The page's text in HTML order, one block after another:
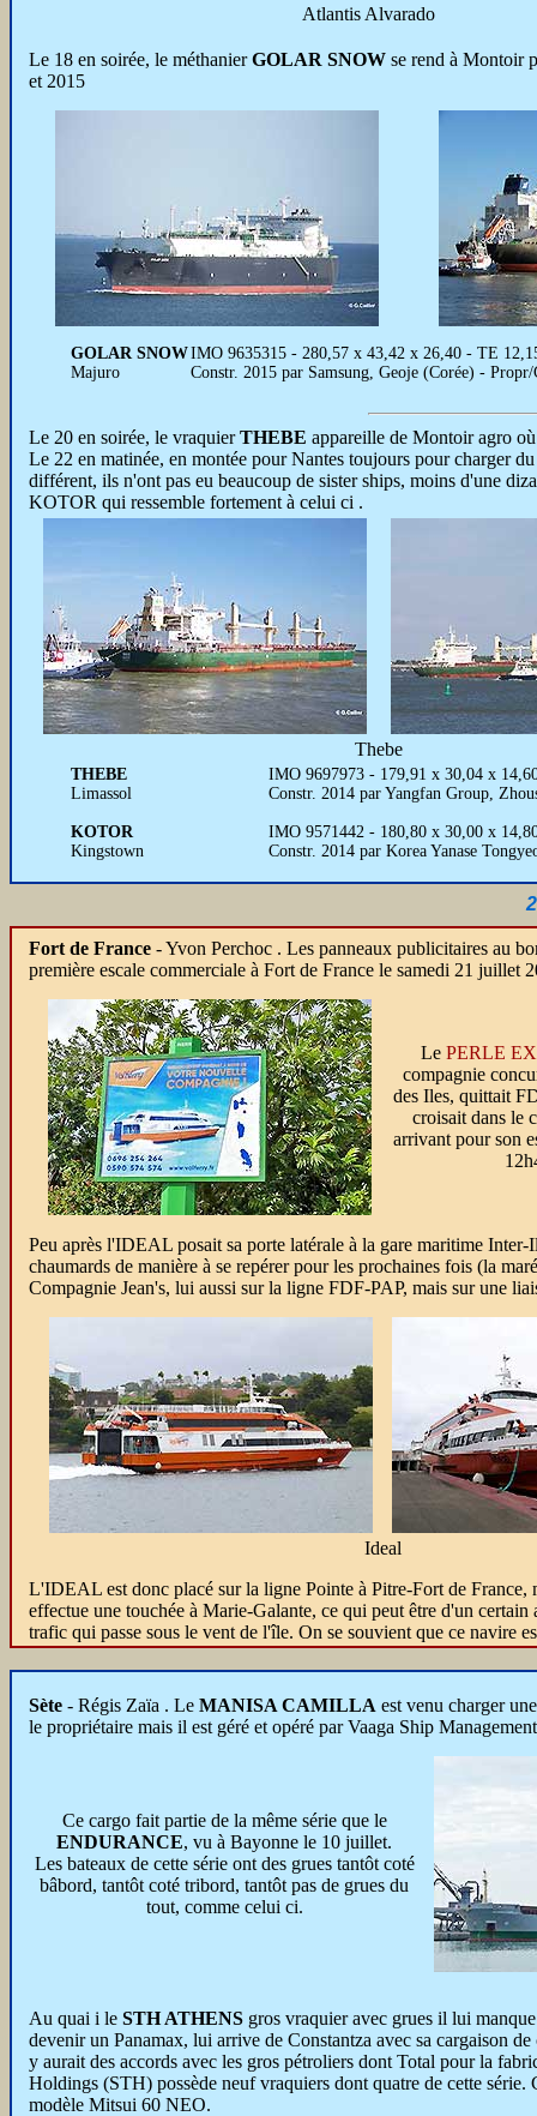
Atlantis Alvarado
Le 18 en soirée, le méthanierGOLAR SNOW se rend à Montoir
et 2015
GOLAR SNOW
Majuro
IMO 9635315 - 280,57 x 43,42 x 26,40 - TE
Constr. 2015 par Samsung, Geoje (Corée) -
Le 20 en soirée, le vraquierTHEBE appareille de Montoir agro
Le 22 en matinée, en montée pour Nantes toujours pour charger
différent, ils n'ont pas eu beaucoup de sister ships, moins d'une
KOTOR qui ressemble fortement à celui ci .
Thebe
THEBE
Limassol
IMO 9697973 - 179,91 x 30,04 x
Constr. 2014 par Yangfan Group,
KOTOR
Kingstown
IMO 9571442 - 180,80 x 30,00 x
Constr. 2014 par Korea Yanase
Fort de France - Yvon Perchoc . Les panneaux publicitaires au
première escale commerciale à Fort de France le samedi 21 juillet
Le PERLE
compagnie
des Iles, quittait
croisait dans le
arrivant pour son
Peu après l'IDEAL posait sa porte latérale à la gare maritime Inter-
chaumards de manière à se repérer pour les prochaines fois (la
Compagnie Jean's, lui aussi sur la ligne FDF-PAP, mais sur une
Ideal
L'IDEAL est donc placé sur la ligne Pointe à Pitre-Fort de France,
effectue une touchée à Marie-Galante, ce qui peut être d'un
trafic qui passe sous le vent de l'île. On se souvient que ce navire
Sète - Régis Zaïa . Le MANISA CAMILLA est venu charger
le propriétaire mais il est géré et opéré par Vaaga Ship
Ce cargo fait partie de la même série que le
ENDURANCE, vu à Bayonne le 10 juillet.
Les bateaux de cette série ont des grues tantôt coté
bâbord, tantôt coté tribord, tantôt pas de grues du
tout, comme celui ci.
Au quai i le STH ATHENS gros vraquier avec grues il lui
devenir un Panamax, lui arrive de Constantza avec sa cargaison
y aurait des accords avec les gros pétroliers dont Total pour la
Holdings (STH) possède neuf vraquiers dont quatre de cette série.
modèle Mitsui 60 NEO.